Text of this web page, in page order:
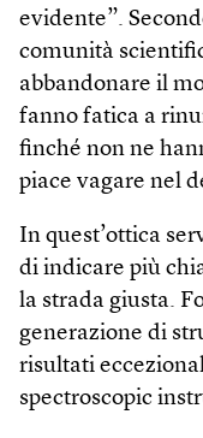
evidente”.
comunità
abbandonare il
fanno fatica a
finché non ne
piace vagare nel
In quest’ottica
di indicare più
la strada giusta.
generazione di
risultati
spectroscopic